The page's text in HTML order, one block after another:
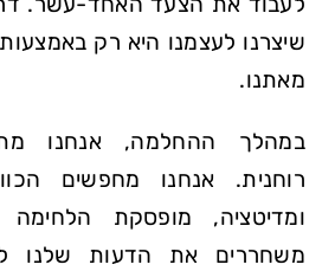
שיצרנו לעצמנו היא רק
מאתנו.
במהלך ההחלמה, אנחנו
רוחנית. אנחנו מחפשים
ומדיטציה, מופסקת הלחימה
משחררים את הדעות שלנו